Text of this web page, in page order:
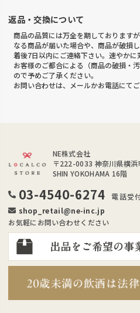
返品・交換について
商品の品質には万全を期しております
なる商品が届いた場合や、商品が破損
着後7日以内にご連絡下さい。速やかに
お客様のご都合による（商品の破損・
ので予めご了承ください。
お問い合わせは、メールかお電話にてご
NE株式会社
〒222-0033 神奈川県横
SHIN YOKOHAMA 16階
03-4540-6274
電話受
shop_retail@ne-inc.jp
お気軽にお問い合わせください